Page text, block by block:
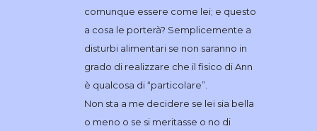
comunque essere come lei; e questo
a cosa le porterà? Semplicemente a
disturbi alimentari se non saranno in
grado di realizzare che il fisico di Ann
è qualcosa di “particolare”.
Non sta a me decidere se lei sia bella
o meno o se si meritasse o no di